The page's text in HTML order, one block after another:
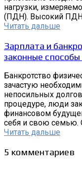
нагрузки,
(ПДН). Высокий
Читать дальше
Зарплата и
законные
Банкротство
зачастую
непосильных
процедуре, люди
финансовом
себя и свою семью.
Читать дальше
5 комментариев